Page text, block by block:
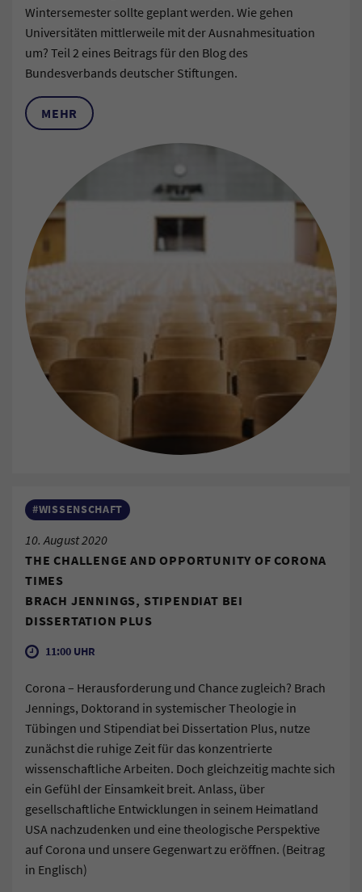
Wintersemester sollte geplant werden. Wie gehen
Universitäten mittlerweile mit der Ausnahmesituation
um? Teil 2 eines Beitrags für den Blog des
Bundesverbands deutscher Stiftungen.
MEHR
#WISSENSCHAFT
10. August 2020
THE CHALLENGE AND OPPORTUNITY OF CORONA
TIMES
BRACH JENNINGS, STIPENDIAT BEI
DISSERTATION PLUS
11:00 UHR
Corona – Herausforderung und Chance zugleich? Brach
Jennings, Doktorand in systemischer Theologie in
Tübingen und Stipendiat bei Dissertation Plus, nutze
zunächst die ruhige Zeit für das konzentrierte
wissenschaftliche Arbeiten. Doch gleichzeitig machte sich
ein Gefühl der Einsamkeit breit. Anlass, über
gesellschaftliche Entwicklungen in seinem Heimatland
USA nachzudenken und eine theologische Perspektive
auf Corona und unsere Gegenwart zu eröffnen. (Beitrag
in Englisch)